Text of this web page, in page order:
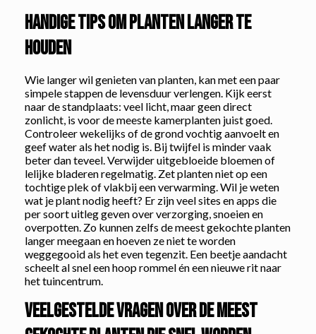
Handige tips om planten langer te
houden
Wie langer wil genieten van planten, kan met een paar
simpele stappen de levensduur verlengen. Kijk eerst
naar de standplaats: veel licht, maar geen direct
zonlicht, is voor de meeste kamerplanten juist goed.
Controleer wekelijks of de grond vochtig aanvoelt en
geef water als het nodig is. Bij twijfel is minder vaak
beter dan teveel. Verwijder uitgebloeide bloemen of
lelijke bladeren regelmatig. Zet planten niet op een
tochtige plek of vlakbij een verwarming. Wil je weten
wat je plant nodig heeft? Er zijn veel sites en apps die
per soort uitleg geven over verzorging, snoeien en
overpotten. Zo kunnen zelfs de meest gekochte planten
langer meegaan en hoeven ze niet te worden
weggegooid als het even tegenzit. Een beetje aandacht
scheelt al snel een hoop rommel én een nieuwe rit naar
het tuincentrum.
Veelgestelde vragen over de meest